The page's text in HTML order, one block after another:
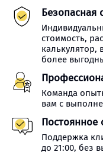
Безопасная
стоимость,
более
Команда
вам с
Постоянное
Поддержка
до 21:00, без